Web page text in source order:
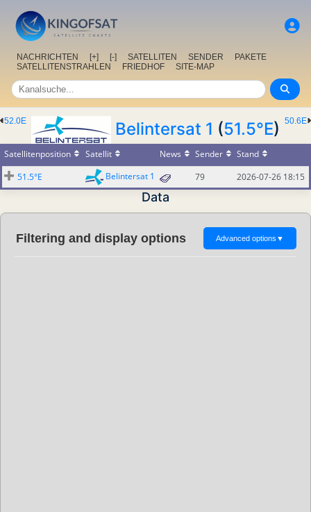
NACHRICHTEN [+] [-] SATELLITEN SENDER
PAKETE
SATELLITENSTRAHLEN
FRIEDHOF SITE-MAP
50.6E
52.0E Belintersat 1 (51.5°E)
Satellitenposition Satellit News Sender
Stand
51.5°E
Belintersat 1 79 2026-07-26 18:15
Data
Filtering and display options Advanced options ▼